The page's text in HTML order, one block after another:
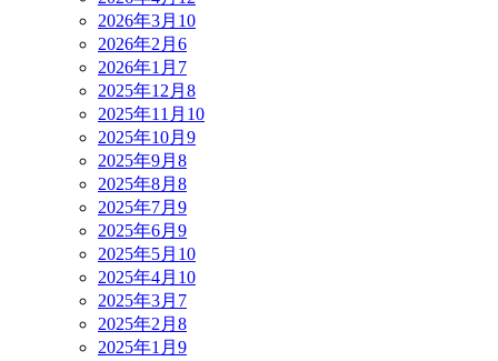
2026年3月 10
2026年2月 6
2026年1月 7
2025年12月 8
2025年11月 10
2025年10月 9
2025年9月 8
2025年8月 8
2025年7月 9
2025年6月 9
2025年5月 10
2025年4月 10
2025年3月 7
2025年2月 8
2025年1月 9